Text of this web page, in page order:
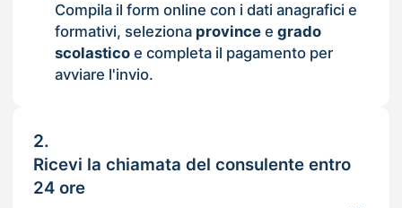
Compila il form online con i dati anagrafici e
formativi, seleziona provincee grado
scolasticoe completa il pagamento per
avviare l'invio.
2.
Ricevi la chiamata del consulente entro
24 ore